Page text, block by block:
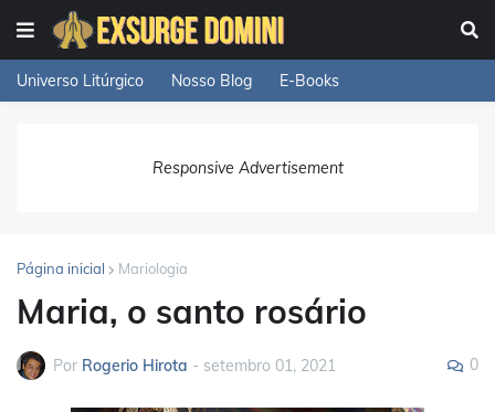
Universo Litúrgico Nosso Blog E-Books
Responsive Advertisement
Página inicial Mariologia
Maria, o santo rosário
Por Rogerio Hirota - setembro 01, 2021 0